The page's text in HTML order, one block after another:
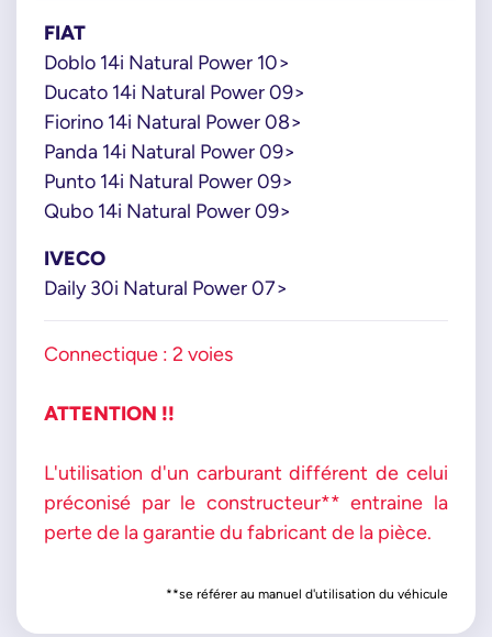
FIAT
Doblo 14i Natural Power 10>
Ducato 14i Natural Power 09>
Fiorino 14i Natural Power 08>
Panda 14i Natural Power 09>
Punto 14i Natural Power 09>
Qubo 14i Natural Power 09>
IVECO
Daily 30i Natural Power 07>
Connectique : 2 voies
ATTENTION !!
L'utilisation d'un carburant différent de celui
préconisé par le constructeur** entraine la
perte de la garantie du fabricant de la pièce.
**se référer au manuel d'utilisation du véhicule